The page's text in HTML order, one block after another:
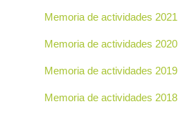
Memoria de actividades 2021
Memoria de actividades 2020
Memoria de actividades 2019
Memoria de actividades 2018